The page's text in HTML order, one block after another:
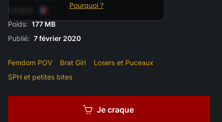
Pourquoi ?
Langue:
Poids: 177 MB
Publié: 7 février 2020
Femdom POV Brat Girl
Losers et Puceaux
SPH et petites bites
Je craque